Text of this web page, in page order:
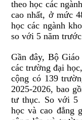
theo học các
cao nhất, ở mức
học các ngành
so với 5 năm
Gần đây, Bộ
các trường đại
cộng có 139
2025-2026, bao
tư thục. So với 5
học và cao đẳng